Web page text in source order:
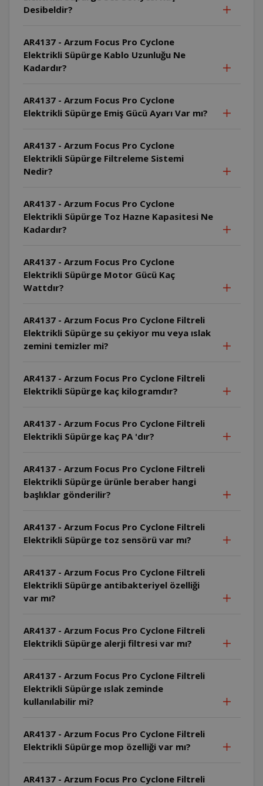
Desibeldir?
AR4137 - Arzum Focus Pro Cyclone
Elektrikli Süpürge Kablo Uzunluğu Ne
Kadardır?
AR4137 - Arzum Focus Pro Cyclone
Elektrikli Süpürge Emiş Gücü Ayarı Var mı?
AR4137 - Arzum Focus Pro Cyclone
Elektrikli Süpürge Filtreleme Sistemi
Nedir?
AR4137 - Arzum Focus Pro Cyclone
Elektrikli Süpürge Toz Hazne Kapasitesi Ne
Kadardır?
AR4137 - Arzum Focus Pro Cyclone
Elektrikli Süpürge Motor Gücü Kaç
Wattdır?
AR4137 - Arzum Focus Pro Cyclone Filtreli
Elektrikli Süpürge su çekiyor mu veya ıslak
zemini temizler mi?
AR4137 - Arzum Focus Pro Cyclone Filtreli
Elektrikli Süpürge kaç kilogramdır?
AR4137 - Arzum Focus Pro Cyclone Filtreli
Elektrikli Süpürge kaç PA 'dır?
AR4137 - Arzum Focus Pro Cyclone Filtreli
Elektrikli Süpürge ürünle beraber hangi
başlıklar gönderilir?
AR4137 - Arzum Focus Pro Cyclone Filtreli
Elektrikli Süpürge toz sensörü var mı?
AR4137 - Arzum Focus Pro Cyclone Filtreli
Elektrikli Süpürge antibakteriyel özelliği
var mı?
AR4137 - Arzum Focus Pro Cyclone Filtreli
Elektrikli Süpürge alerji filtresi var mı?
AR4137 - Arzum Focus Pro Cyclone Filtreli
Elektrikli Süpürge ıslak zeminde
kullanılabilir mi?
AR4137 - Arzum Focus Pro Cyclone Filtreli
Elektrikli Süpürge mop özelliği var mı?
AR4137 - Arzum Focus Pro Cyclone Filtreli